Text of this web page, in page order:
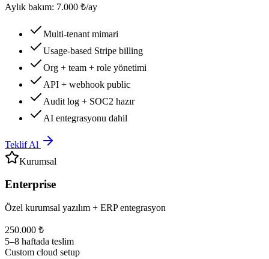
Aylık bakım: 7.000 ₺/ay
Multi-tenant mimari
Usage-based Stripe billing
Org + team + role yönetimi
API + webhook public
Audit log + SOC2 hazır
AI entegrasyonu dahil
Teklif Al
Kurumsal
Enterprise
Özel kurumsal yazılım + ERP entegrasyon
250.000 ₺
5–8 haftada teslim
Custom cloud setup